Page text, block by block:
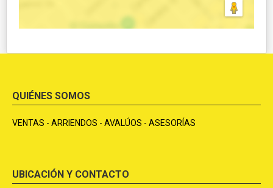
QUIÉNES SOMOS
VENTAS - ARRIENDOS - AVALÚOS - ASESORÍAS
UBICACIÓN Y CONTACTO